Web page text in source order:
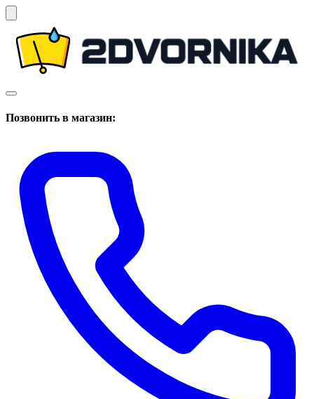
Позвонить в магазин: